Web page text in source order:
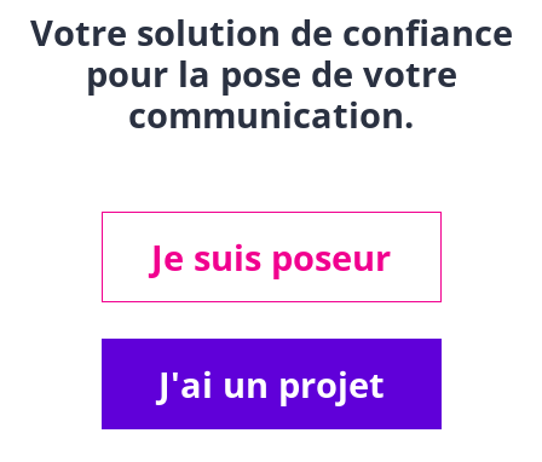
Votre solution de confiance
pour la pose de votre
communication.
Je suis poseur
J'ai un projet